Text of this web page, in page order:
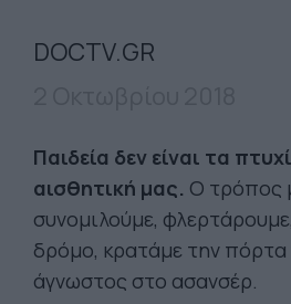
DOCTV.GR
Παιδεία δεν είναι τα
αισθητική μας. Ο τρόπος
συνομιλούμε,
δρόμο, κρατάμε την πόρτα
άγνωστος στο ασανσέρ.